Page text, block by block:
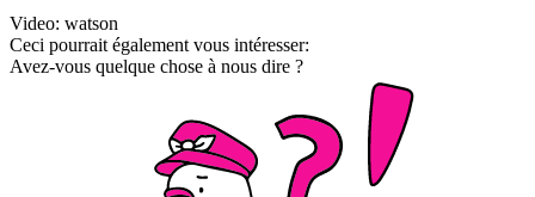
Video: watson
Ceci pourrait également vous intéresser:
Avez-vous quelque chose à nous dire ?